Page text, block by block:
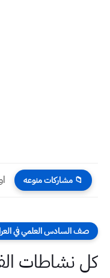
📁 مشاركات منوعه
صف السادس العلمي في
كل نشاطات